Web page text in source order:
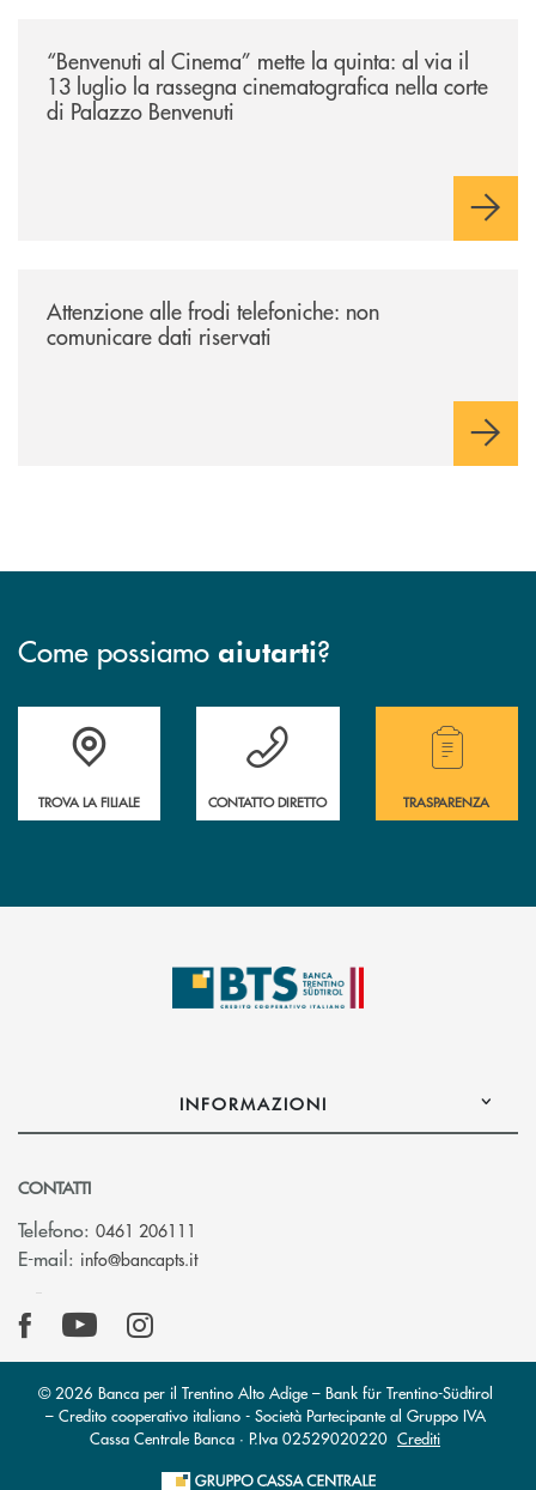
“Benvenuti al Cinema” mette la quinta: al via il
13 luglio la rassegna cinematografica nella corte
di Palazzo Benvenuti
Attenzione alle frodi telefoniche: non
comunicare dati riservati
Come possiamo aiutarti?
Accedi all' elenco completo delle filiali.
TROVA LA FILIALE
Hai bisogno di assistenza immediata?
CONTATTO DIRETTO
Hai bisogno di
TRASPARENZA
INFORMAZIONI
CONTATTI
Telefono: 0461 206111
E-mail: info@bancapts.it(si apre l’app di posta elettronica)
© 2026 Banca per il Trentino Alto Adige – Bank für Trentino-Südtirol
– Credito cooperativo italiano - Società Partecipante al Gruppo IVA
Cassa Centrale Banca · P.Iva 02529020220 Crediti